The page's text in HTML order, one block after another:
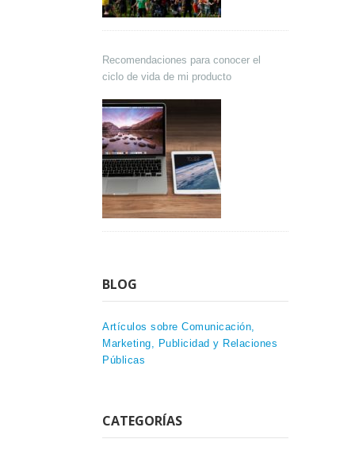
Recomendaciones para conocer el
ciclo de vida de mi producto
BLOG
Artículos sobre Comunicación,
Marketing, Publicidad y Relaciones
Públicas
CATEGORÍAS